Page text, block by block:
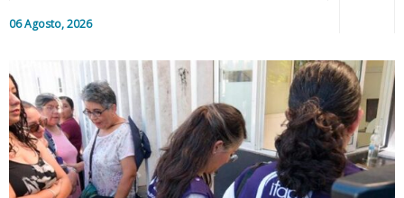
06 Agosto, 2026
Editorial
Nacional
Colaboradores